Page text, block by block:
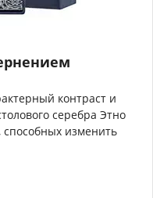
контраст и
серебра Этно
способных изменить